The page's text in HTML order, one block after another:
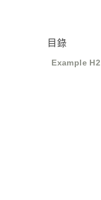
目錄
Example H2